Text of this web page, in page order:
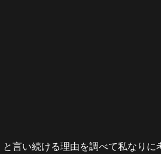
言い続ける理由を調べて私なりに